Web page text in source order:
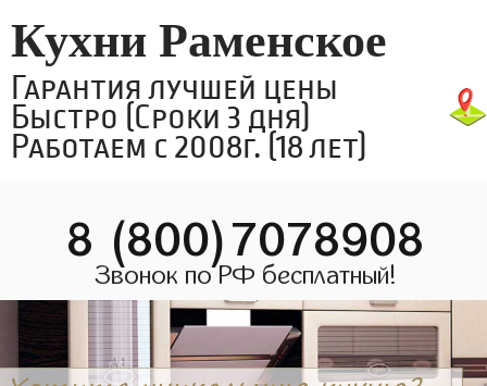
Кухни Раменское
Гарантия лучшей цены
Быстро (Сроки 3 дня)
Работаем с 2008г. (18 лет)
8 (800)7078908
Звонок по РФ бесплатный!